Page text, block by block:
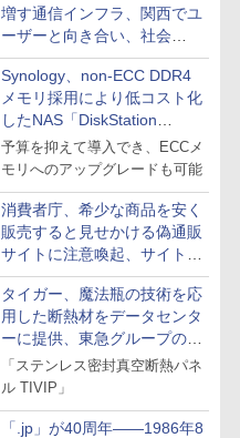
増す通信インフラ、関西でユ
ーザーと向き合い、社会
の“あたらしい”を起動し続け
る～オプテージ
Synology、non-ECC DDR4
メモリ採用により低コスト化
したNAS「DiskStation
neo+」シリーズ
予算を抑えて導入でき、ECCメ
モリへのアップグレードも可能
消費者庁、希少な商品を安く
販売すると見せかける偽通販
サイトに注意喚起、サイト名
とドメイン名を公表
タイガー、魔法瓶の技術を応
用した断熱材をデータセンタ
ーに提供、東急グループの実
証実験で
「ステンレス密封真空断熱パネ
ル TIVIP」
「.jp」が40周年――1986年8